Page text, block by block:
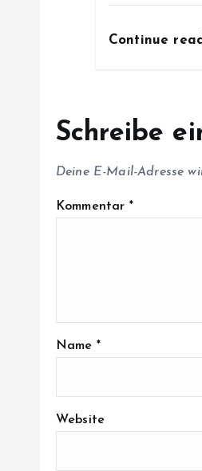
o
n
Continue
Schreibe
Deine E-Mail-Adresse
Kommentar *
Name *
Website